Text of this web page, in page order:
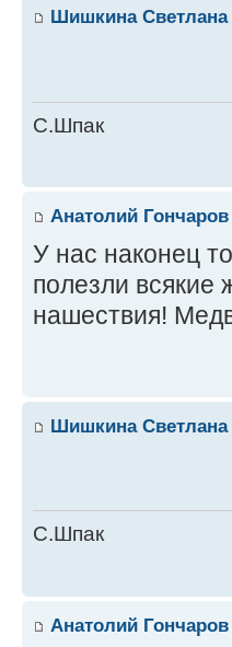
Шишкина Светлана
С.Шпак
Анатолий Гончаров
У нас наконец
полезли всякие
нашествия!
Шишкина Светлана
С.Шпак
Анатолий Гончаров